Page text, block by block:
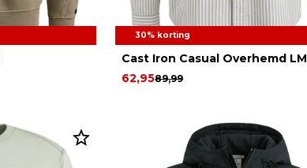
30% korting
Cast Iron Casual Overhemd LM
89,99
62,95